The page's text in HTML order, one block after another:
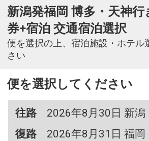
新潟発福岡 博多・天神行
券+宿泊 交通宿泊選択
便を選択の上、宿泊施設・ホテル
さい
便を選択してください
往路
2026年8月30日 新
復路
2026年8月31日 福